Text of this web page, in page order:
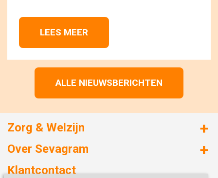
LEES MEER
ALLE NIEUWSBERICHTEN
Zorg & Welzijn
Huizen met zorg
Over Sevagram
Duurzaamheid
Klantcontact